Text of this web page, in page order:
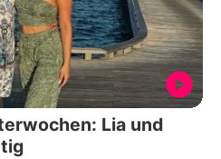
Lia und